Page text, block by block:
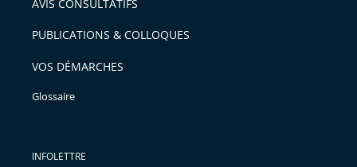
avant
AVIS CONSULTATIFS
PUBLICATIONS & COLLOQUES
VOS DÉMARCHES
Glossaire
INFOLETTRE